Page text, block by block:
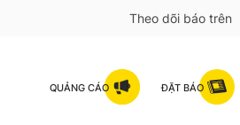
Theo dõi báo trên
QUẢNG CÁO ĐẶT BÁO